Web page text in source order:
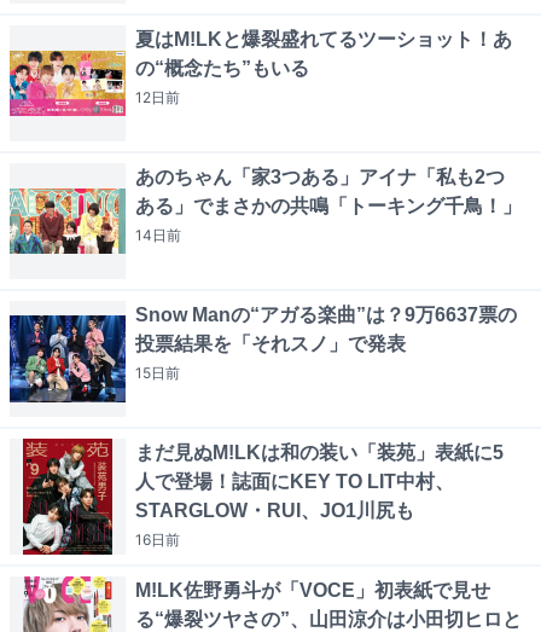
夏はM!LKと爆裂盛れてるツーショット！あ
の“概念たち”もいる
12日前
あのちゃん「家3つある」アイナ「私も2つ
ある」でまさかの共鳴「トーキング千鳥！」
14日前
Snow Manの“アガる楽曲”は？9万6637票の
投票結果を「それスノ」で発表
15日前
まだ見ぬM!LKは和の装い「装苑」表紙に5
人で登場！誌面にKEY TO LIT中村、
STARGLOW・RUI、JO1川尻も
16日前
M!LK佐野勇斗が「VOCE」初表紙で見せ
る“爆裂ツヤさの”、山田涼介は小田切ヒロと